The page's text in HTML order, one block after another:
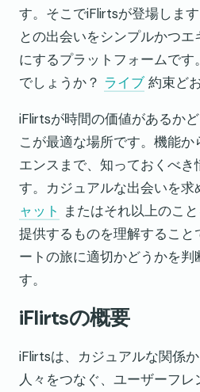
す。そこでiFlirtsが登場しま
との出会いをシンプルかつ
にするプラットフォームです
でしょうか？ ライブ約束ど
iFlirtsが時間の価値があるか
こが最適な場所です。機能か
エンスまで、知っておくべき
す。カジュアルな出会いを求
ャット またはそれ以上のこ
提供するものを理解するこ
ートの旅に適切かどうかを判
す。
iFlirtsの概要
iFlirtsは、カジュアルな関係
人々をつなぐ、ユーザーフ